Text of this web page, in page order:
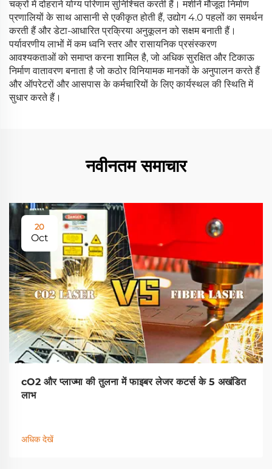
चक्रों में दोहराने योग्य परिणाम सुनिश्चित करती हैं। मशीनें मौजूदा निर्माण
प्रणालियों के साथ आसानी से एकीकृत होती हैं, उद्योग 4.0 पहलों का समर्थन
करती हैं और डेटा-आधारित प्रक्रिया अनुकूलन को सक्षम बनाती हैं।
पर्यावरणीय लाभों में कम ध्वनि स्तर और रासायनिक प्रसंस्करण
आवश्यकताओं को समाप्त करना शामिल है, जो अधिक सुरक्षित और टिकाऊ
निर्माण वातावरण बनाता है जो कठोर विनियामक मानकों के अनुपालन करते हैं
और ऑपरेटरों और आसपास के कर्मचारियों के लिए कार्यस्थल की स्थिति में
सुधार करते हैं।
नवीनतम समाचार
20
Oct
cO2 और प्लाज्मा की तुलना में फाइबर लेजर कटर्स के 5 अखंडित
लाभ
अधिक देखें